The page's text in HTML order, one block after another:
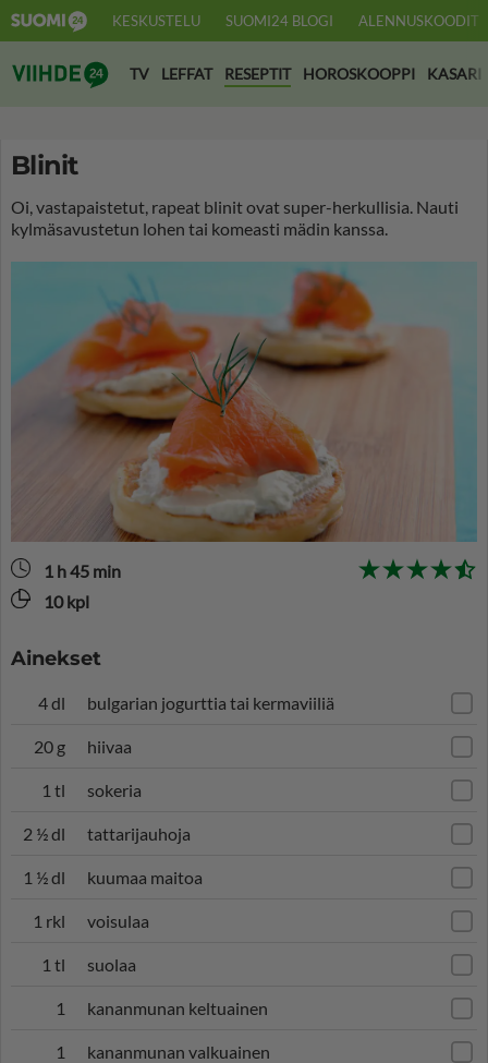
KESKUSTELU SUOMI24 BLOGI ALENNUSKOODIT
Suomi24 Viihde
TV LEFFAT RESEPTIT HOROSKOOPPI KASARI
Blinit
Oi, vastapaistetut, rapeat blinit ovat super-herkullisia. Nauti
kylmäsavustetun lohen tai komeasti mädin kanssa.
1 h 45 min
10 kpl
Ainekset
4 dl bulgarian jogurttia tai kermaviiliä
20 g hiivaa
1 tl sokeria
2 ½ dl tattarijauhoja
1 ½ dl kuumaa maitoa
1 rkl voisulaa
1 tl suolaa
1 kananmunan keltuainen
1 kananmunan valkuainen